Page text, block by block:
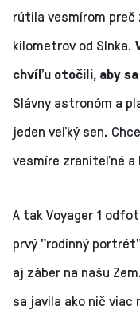
rútila vesmírom
kilometrov od Slnka.
chvíľu otočili, aby
Slávny astronóm a
jeden veľký sen.
vesmíre zraniteľné a
A tak Voyager 1
prvý "rodinný
aj záber na našu
sa javila ako nič viac